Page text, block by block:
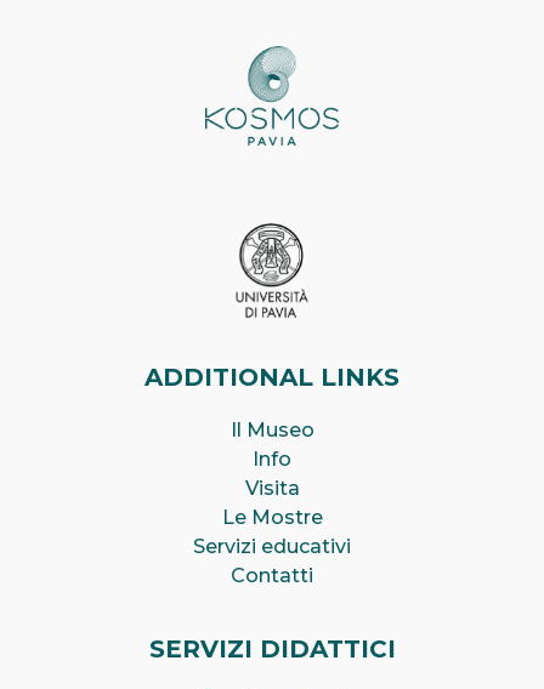
ADDITIONAL LINKS
Il Museo
Info
Visita
Le Mostre
Servizi educativi
Contatti
SERVIZI DIDATTICI